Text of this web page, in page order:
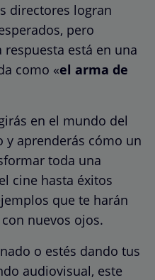
directores logran
pero
está en una
como «el arma de
en el mundo del
y aprenderás cómo un
toda una
cine hasta éxitos
que te harán
nuevos ojos.
o estés dando tus
audiovisual, este